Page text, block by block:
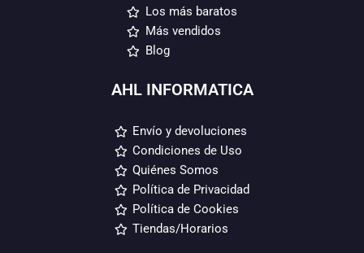
Los más baratos
Más vendidos
Blog
AHL INFORMATICA
Envío y devoluciones
Condiciones de Uso
Quiénes Somos
Política de Privacidad
Política de Cookies
Tiendas/Horarios